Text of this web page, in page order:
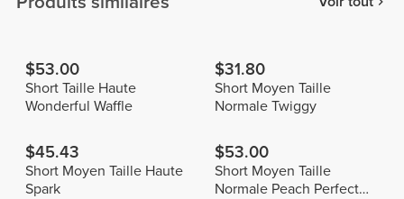
$53.00
Short Taille Haute
Wonderful Waffle
$31.80
Short Moyen Taille
Normale Twiggy
$45.43
Short Moyen Taille Haute
Spark
$53.00
Short Moyen Taille
Normale Peach Perfect